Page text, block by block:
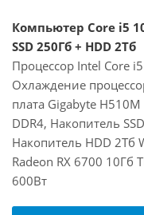
Компьютер Core i5
SSD 250Гб + HDD 2Тб
Процессор Intel Core
Охлаждение
плата Gigabyte
DDR4, Накопитель
Накопитель HDD 2Тб
Radeon RX 6700 10Гб
600Вт